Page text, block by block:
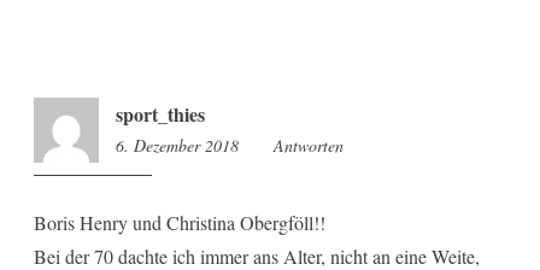
sport_thies
6. Dezember 2018 11:02
Antworten
Boris Henry und Christina Obergföll!!
Bei der 70 dachte ich immer ans Alter, nicht an eine Weite,